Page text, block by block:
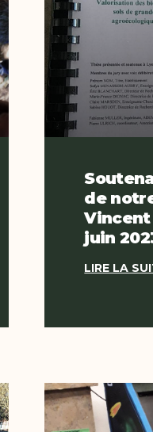
de
Vincent
juin
LIRE LA